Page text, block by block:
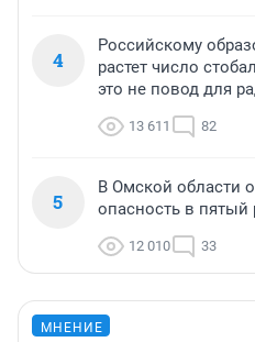
4
Российскому
растет число
это не повод для
13 611 82
5
В Омской области
опасность в пятый
12 010 33
МНЕНИЕ